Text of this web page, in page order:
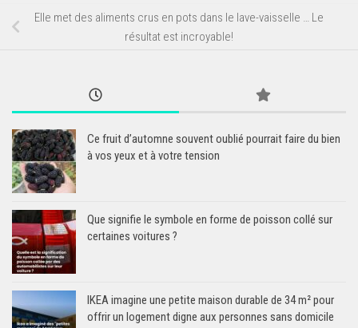
Elle met des aliments crus en pots dans le lave-vaisselle … Le
résultat est incroyable!
Ce fruit d’automne souvent oublié pourrait faire du bien
à vos yeux et à votre tension
Que signifie le symbole en forme de poisson collé sur
certaines voitures ?
IKEA imagine une petite maison durable de 34 m² pour
offrir un logement digne aux personnes sans domicile